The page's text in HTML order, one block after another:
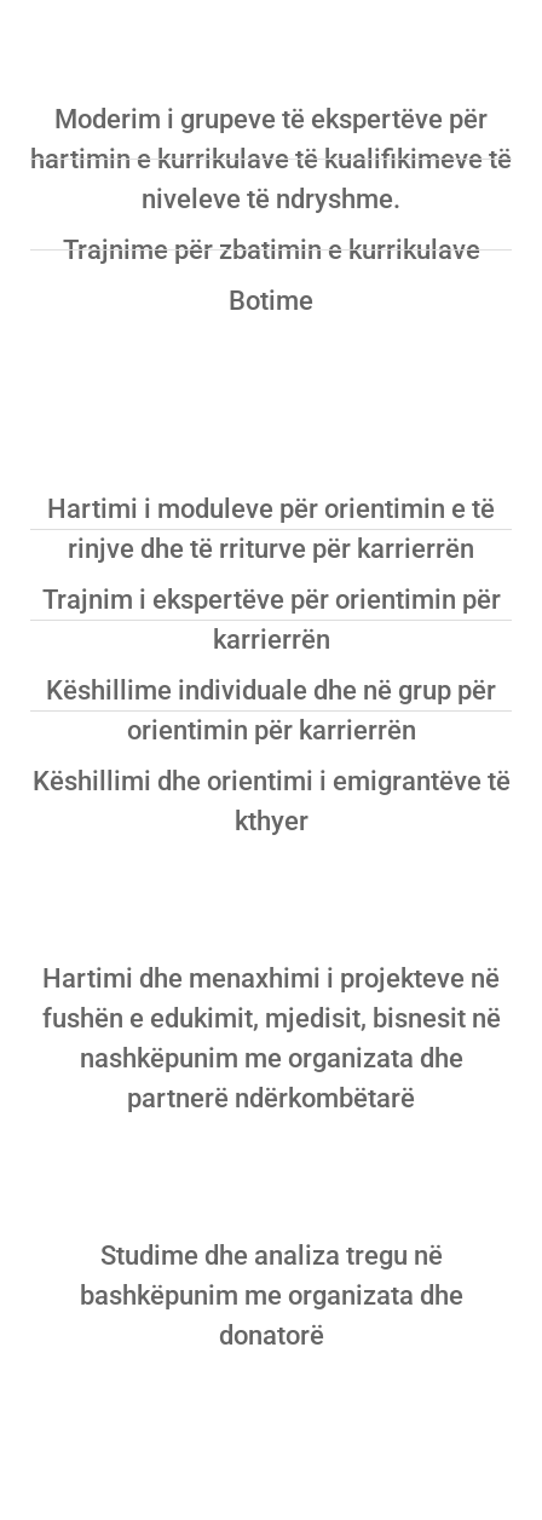
Moderim i grupeve të ekspertëve për
hartimin e kurrikulave të kualifikimeve të
niveleve të ndryshme.
Trajnime për zbatimin e kurrikulave
Botime
Hartimi i moduleve për orientimin e të
rinjve dhe të rriturve për karrierrën
Trajnim i ekspertëve për orientimin për
karrierrën
Këshillime individuale dhe në grup për
orientimin për karrierrën
Këshillimi dhe orientimi i emigrantëve të
kthyer
Hartimi dhe menaxhimi i projekteve në
fushën e edukimit, mjedisit, bisnesit në
nashkëpunim me organizata dhe
partnerë ndërkombëtarë
Studime dhe analiza tregu në
bashkëpunim me organizata dhe
donatorë